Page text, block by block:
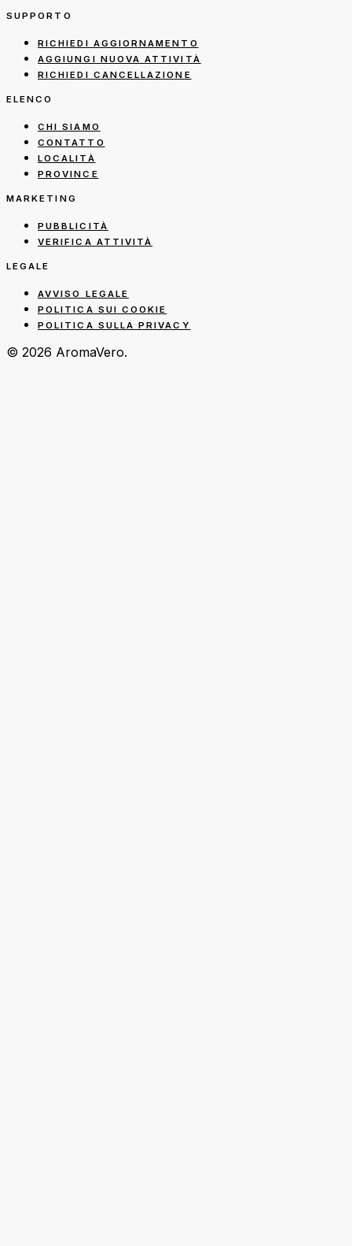
SUPPORTO
RICHIEDI AGGIORNAMENTO
AGGIUNGI NUOVA ATTIVITÀ
RICHIEDI CANCELLAZIONE
ELENCO
CHI SIAMO
CONTATTO
LOCALITÀ
PROVINCE
MARKETING
PUBBLICITÀ
VERIFICA ATTIVITÀ
LEGALE
AVVISO LEGALE
POLITICA SUI COOKIE
POLITICA SULLA PRIVACY
© 2026 AromaVero.